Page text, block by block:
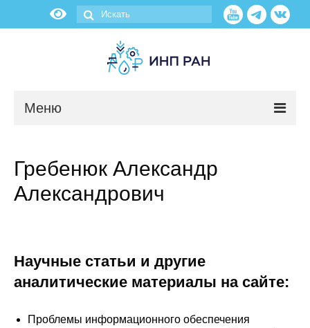
Меню
Об институте
Администрация
Сотрудники
Гребенюк Александр
Александрович
Научные статьи и другие
аналитические материалы на сайте:
Проблемы информационного обеспечения